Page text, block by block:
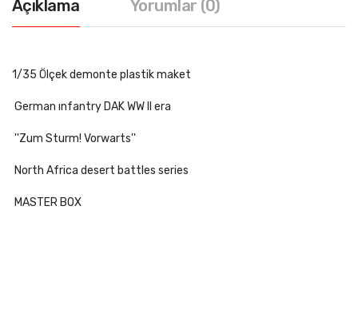
Açıklama Yorumlar (0)
1/35 Ölçek demonte plastik maket
German ınfantry DAK WW II era
''Zum Sturm! Vorwarts''
North Africa desert battles series
MASTER BOX